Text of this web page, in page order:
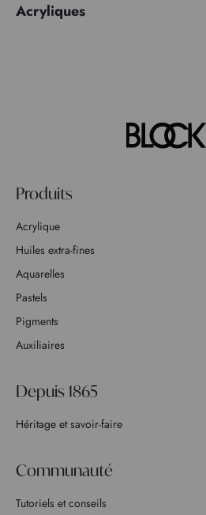
Acryliques
Produits
Acrylique
Huiles extra-fines
Aquarelles
Pastels
Pigments
Auxiliaires
Depuis 1865
Héritage et savoir-faire
Communauté
Tutoriels et conseils